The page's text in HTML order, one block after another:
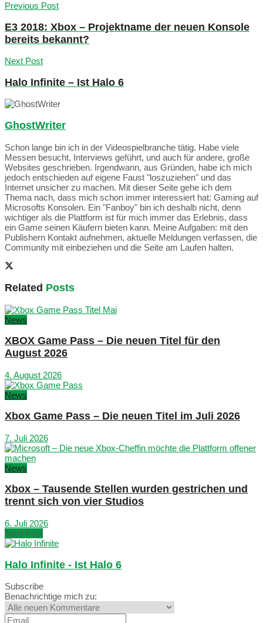
Previous Post
E3 2018: Xbox – Projektname der neuen Konsole
bereits bekannt?
Next Post
Halo Infinite – Ist Halo 6
GhostWriter
Schon lange bin ich in der Videospielbranche tätig. Habe viele
Messen besucht, Interviews geführt, und auch für andere, große
Websites geschrieben. Irgendwann, aus Gründen, habe ich mich
jedoch entschieden auf eigene Faust "loszuziehen" und das
Internet unsicher zu machen. Mit dieser Seite gehe ich dem
Thema nach, dass mich schon immer interessiert hat: Gaming auf
Microsofts Konsolen. Ein "Fanboy" bin ich deshalb nicht, denn
wichtiger als die Plattform ist für mich immer das Erlebnis, dass
ein Game seinen Käufern bieten kann. Meine Aufgaben: mit den
Publishern Kontakt aufnehmen, aktuelle Meldungen verfassen, die
Community mit einbeziehen und die Seite am Laufen halten.
Related Posts
News
XBOX Game Pass – Die neuen Titel für den
August 2026
4. August 2026
News
Xbox Game Pass – Die neuen Titel im Juli 2026
7. Juli 2026
News
Xbox – Tausende Stellen wurden gestrichen und
trennt sich von vier Studios
6. Juli 2026
Next Post
Halo Infinite - Ist Halo 6
Subscribe
Benachrichtige mich zu: